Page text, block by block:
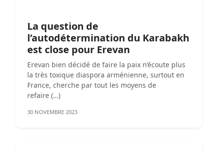
La question de
l’autodétermination du Karabakh
est close pour Erevan
Erevan bien décidé de faire la paix n’écoute plus
la très toxique diaspora arménienne, surtout en
France, cherche par tout les moyens de
refaire (…)
30 NOVEMBRE 2023